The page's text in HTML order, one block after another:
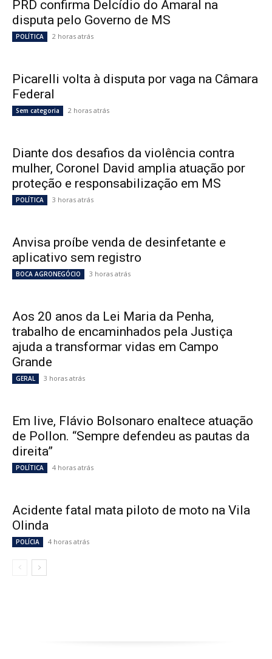
PRD confirma Delcídio do Amaral na
disputa pelo Governo de MS
POLÍTICA 2 horas atrás
Picarelli volta à disputa por vaga na Câmara
Federal
Sem categoria 2 horas atrás
Diante dos desafios da violência contra
mulher, Coronel David amplia atuação por
proteção e responsabilização em MS
POLÍTICA 3 horas atrás
Anvisa proíbe venda de desinfetante e
aplicativo sem registro
BOCA AGRONEGÓCIO 3 horas atrás
Aos 20 anos da Lei Maria da Penha,
trabalho de encaminhados pela Justiça
ajuda a transformar vidas em Campo
Grande
GERAL 3 horas atrás
Em live, Flávio Bolsonaro enaltece atuação
de Pollon. “Sempre defendeu as pautas da
direita”
POLÍTICA 4 horas atrás
Acidente fatal mata piloto de moto na Vila
Olinda
POLÍCIA 4 horas atrás